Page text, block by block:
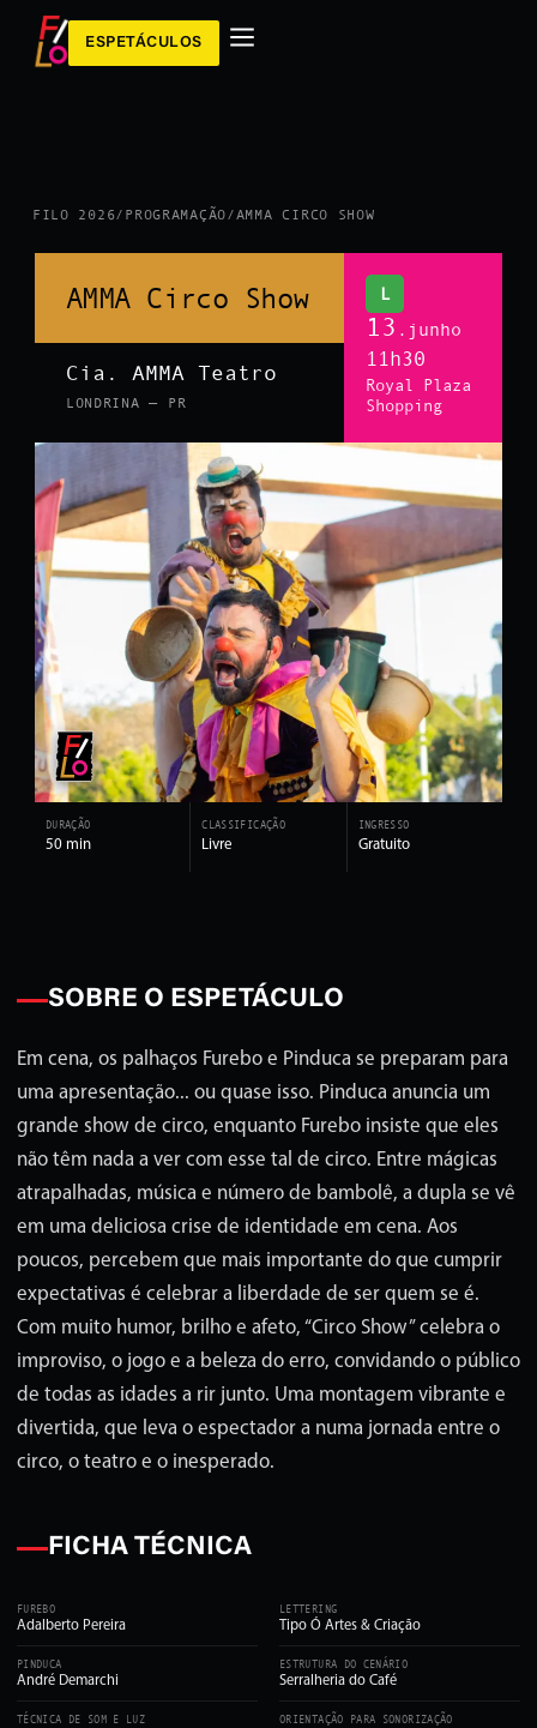
ESPETÁCULOS
FILO 2026/ PROGRAMAÇÃO/AMMA CIRCO SHOW
AMMA Circo Show
Cia. AMMA Teatro
LONDRINA — PR
L
13 .junho
11h30
Royal Plaza
Shopping
DURAÇÃO
50 min
CLASSIFICAÇÃO
Livre
INGRESSO
Gratuito
SOBRE O ESPETÁCULO
Em cena, os palhaços Furebo e Pinduca se preparam para
uma apresentação... ou quase isso. Pinduca anuncia um
grande show de circo, enquanto Furebo insiste que eles
não têm nada a ver com esse tal de circo. Entre mágicas
atrapalhadas, música e número de bambolê, a dupla se vê
em uma deliciosa crise de identidade em cena. Aos
poucos, percebem que mais importante do que cumprir
expectativas é celebrar a liberdade de ser quem se é.
Com muito humor, brilho e afeto, “Circo Show” celebra o
improviso, o jogo e a beleza do erro, convidando o público
de todas as idades a rir junto. Uma montagem vibrante e
divertida, que leva o espectador a numa jornada entre o
circo, o teatro e o inesperado.
FICHA TÉCNICA
FUREBO
Adalberto Pereira
PINDUCA
André Demarchi
TÉCNICA DE SOM E LUZ
LETTERING
Tipo Ó Artes & Criação
ESTRUTURA DO CENÁRIO
Serralheria do Café
ORIENTAÇÃO PARA SONORIZAÇÃO